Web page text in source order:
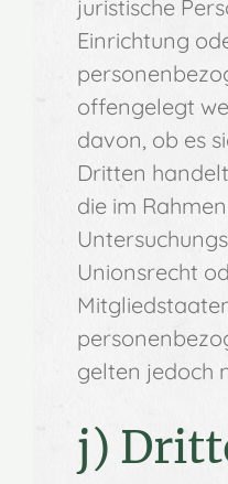
juristische
Einrichtung
offengelegt
davon, ob es
Dritten
die im
Unionsrecht
gelten jedoch
j)